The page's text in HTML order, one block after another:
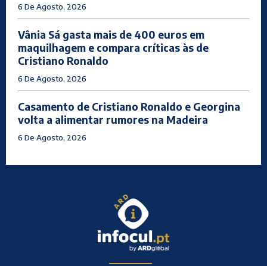
6 De Agosto, 2026
Vânia Sá gasta mais de 400 euros em
maquilhagem e compara críticas às de
Cristiano Ronaldo
6 De Agosto, 2026
Casamento de Cristiano Ronaldo e Georgina
volta a alimentar rumores na Madeira
6 De Agosto, 2026